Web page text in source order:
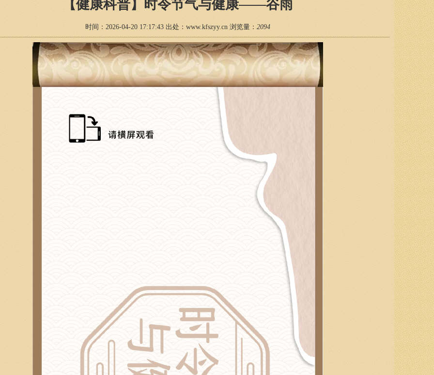
【健康科普】时令节气与健康——谷雨
时间：2026-04-20 17:17:43 出处：www.kfszyy.cn 浏览量： 2094